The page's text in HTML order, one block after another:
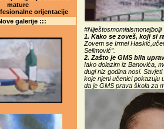
mature
orijentacije
galerije :::
#Niještosmomialsmonajbolji
1. Kako se zoveš, koji si
Zovem se Irmel
Selimović”.
2. Zašto je GMS bila
Iako dolazim iz Banovića,
dugi niz godina nosi.
koje njeni učenici pokazuju
da je GMS prava škola za